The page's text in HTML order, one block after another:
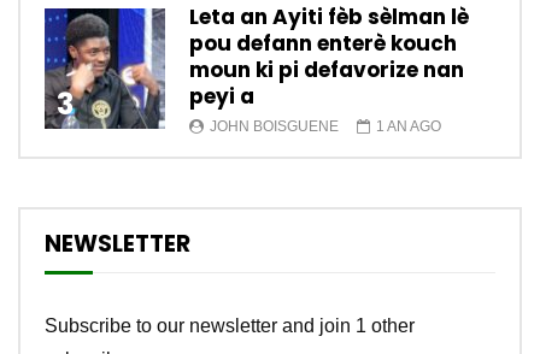
3
Leta an Ayiti fèb sèlman lè
pou defann enterè kouch
moun ki pi defavorize nan
peyi a
JOHN BOISGUENE 1 AN AGO
NEWSLETTER
Subscribe to our newsletter and join 1 other